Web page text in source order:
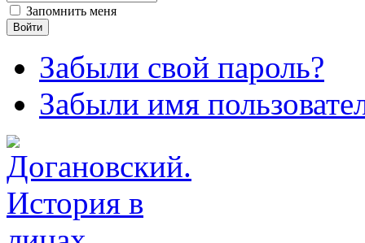
Запомнить меня
Забыли свой пароль?
Забыли имя